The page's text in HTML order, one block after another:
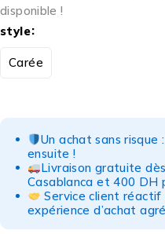
disponible !
style
Carée
Un achat sans
ensuite !
Livraison gratuite
Casablanca et 400 DH
Service client réactif
expérience d’achat